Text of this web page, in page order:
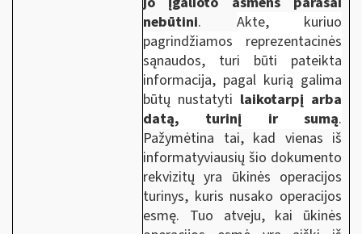
nebūtini. Akte, kuriuo
pagrindžiamos reprezentacinės
sąnaudos, turi būti pateikta
informacija, pagal kurią galima
būtų nustatyti laikotarpį arba
datą, turinį ir sumą.
Pažymėtina tai, kad vienas iš
informatyviausių šio dokumento
rekvizitų yra ūkinės operacijos
turinys, kuris nusako operacijos
esmę. Tuo atveju, kai ūkinės